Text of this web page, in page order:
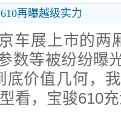
再曝越级实力
车展上市的两
数等被纷纷曝
底价值几何，
看，宝骏610